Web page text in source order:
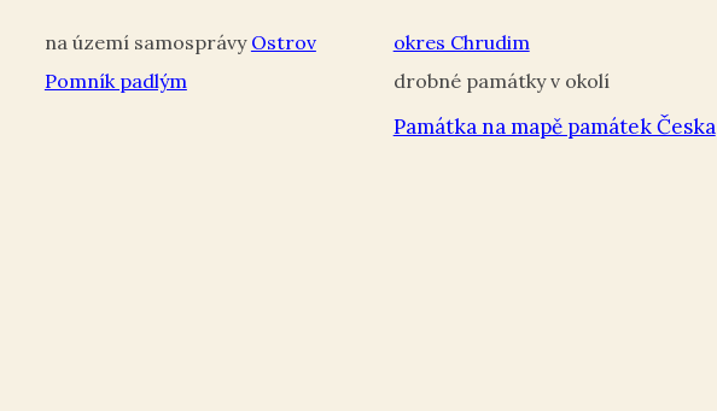
Ostrov okres Chrudim
Pomník padlým
Památka na mapě památek Česka